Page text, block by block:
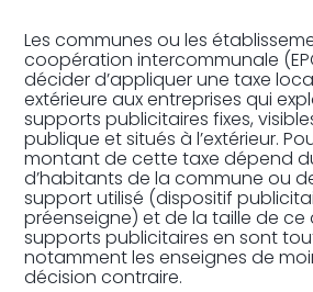
Les communes ou les
coopération intercommunale
décider d’appliquer une taxe
extérieure aux entreprises qui
supports publicitaires fixes,
publique et situés à l’extérieur.
montant de cette taxe dépend
d’habitants de la commune ou
support utilisé (dispositif
préenseigne) et de la taille de ce
supports publicitaires en sont
notamment les enseignes de
décision contraire.